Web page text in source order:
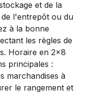
et de la
de l'entrepôt ou du
à la bonne
les règles de
Horaire en 2x8
principales :
marchandises à
le rangement et